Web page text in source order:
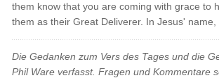
them know that you are coming with grace to
them as their Great Deliverer. In Jesus' name,
Die Gedanken zum Vers des Tages und die
Phil Ware verfasst. Fragen und Kommentare